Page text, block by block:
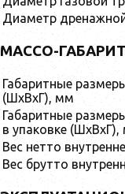
Диаметр
МАССО-
Габаритные
(ШxВxГ), мм
Габаритные
в упаковке
Вес нетто
Вес брутто